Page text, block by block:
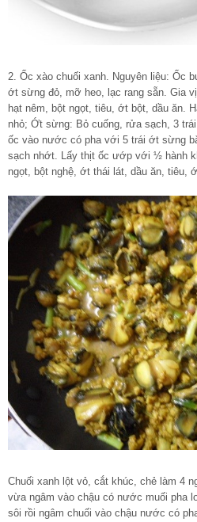
2. Ốc xào chuối xanh. Nguyên liệu: Ốc
ớt sừng đỏ, mỡ heo, lạc rang sẵn. Gia
hạt nêm, bột ngọt, tiêu, ớt bột, dầu ăn.
nhỏ; Ớt sừng: Bỏ cuống, rửa sạch, 3
ốc vào nước có pha với 5 trái ớt sừng
sạch nhớt. Lấy thịt ốc ướp với ½ hành
ngọt, bột nghệ, ớt thái lát, dầu ăn, tiêu,
Chuối xanh lột vỏ, cắt khúc, chẻ làm 4
vừa ngâm vào chậu có nước muối pha
sôi rồi ngâm chuối vào chậu nước có